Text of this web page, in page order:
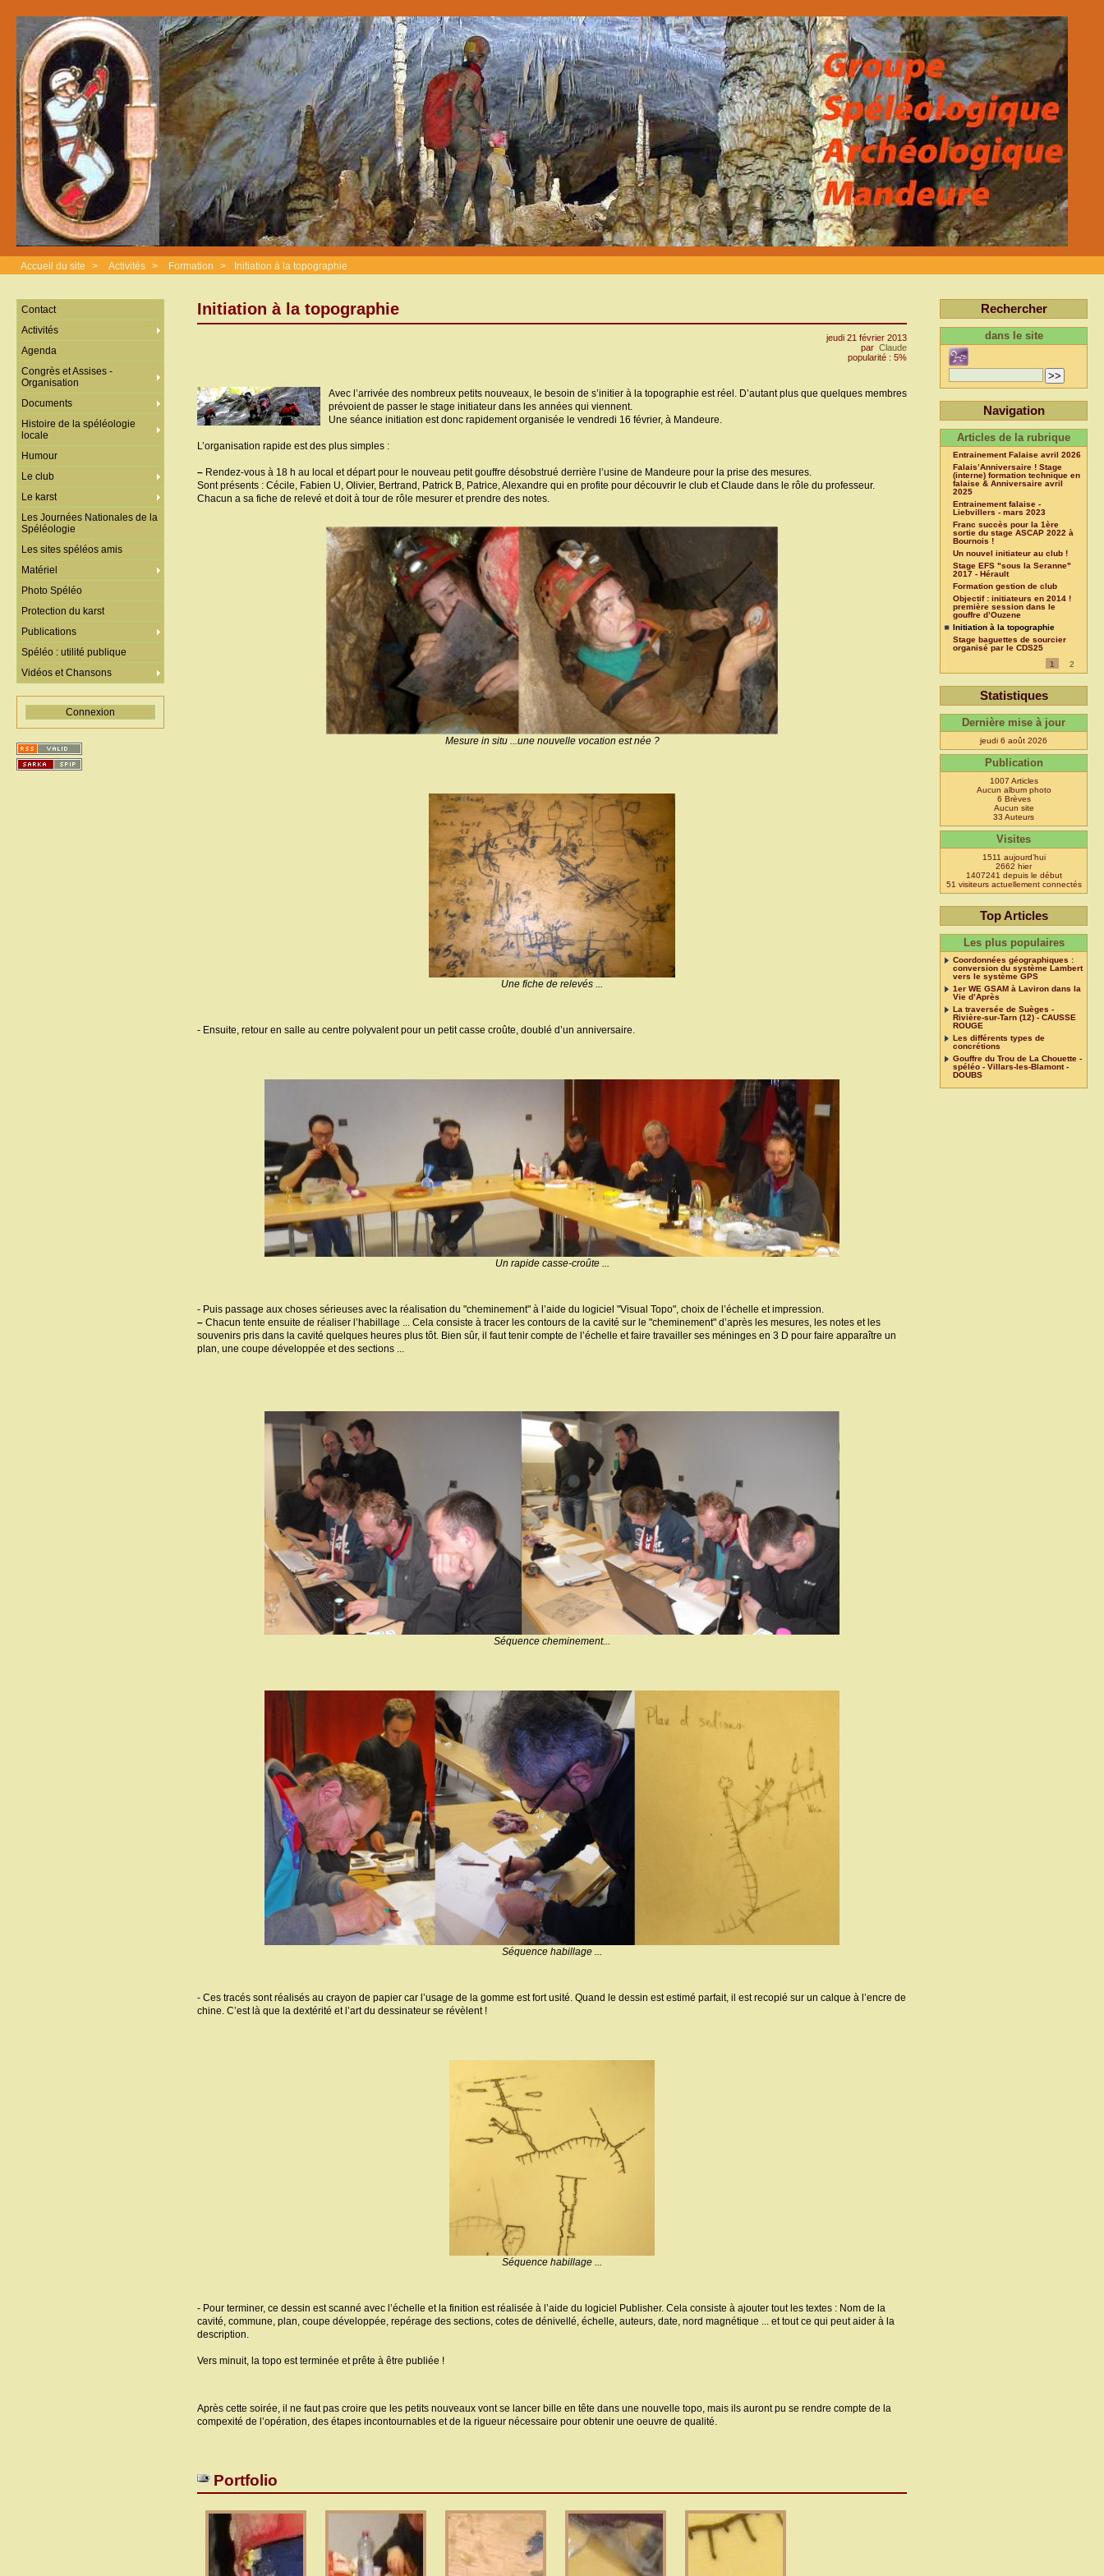
Accueil du site > Activités > Formation > Initiation à la topographie
Initiation à la topographie
jeudi 21 février 2013
par Claude
popularité : 5%
Avec l’arrivée des nombreux petits nouveaux, le besoin de s’initier à la topographie est réel. D’autant plus que quelques membres
prévoient de passer le stage initiateur dans les années qui viennent.
Une séance initiation est donc rapidement organisée le vendredi 16 février, à Mandeure.
L’organisation rapide est des plus simples :
– Rendez-vous à 18 h au local et départ pour le nouveau petit gouffre désobstrué derrière l’usine de Mandeure pour la prise des mesures.
Sont présents : Cécile, Fabien U, Olivier, Bertrand, Patrick B, Patrice, Alexandre qui en profite pour découvrir le club et Claude dans le rôle du professeur.
Chacun a sa fiche de relevé et doit à tour de rôle mesurer et prendre des notes.
Mesure in situ ...une nouvelle vocation est née ?
Une fiche de relevés ...
- Ensuite, retour en salle au centre polyvalent pour un petit casse croûte, doublé d’un anniversaire.
Un rapide casse-croûte ...
- Puis passage aux choses sérieuses avec la réalisation du "cheminement" à l’aide du logiciel "Visual Topo", choix de l’échelle et impression.
– Chacun tente ensuite de réaliser l’habillage ... Cela consiste à tracer les contours de la cavité sur le "cheminement" d’après les mesures, les notes et les
souvenirs pris dans la cavité quelques heures plus tôt. Bien sûr, il faut tenir compte de l’échelle et faire travailler ses méninges en 3 D pour faire apparaître un
plan, une coupe développée et des sections ...
Séquence cheminement...
Séquence habillage ...
- Ces tracés sont réalisés au crayon de papier car l’usage de la gomme est fort usité. Quand le dessin est estimé parfait, il est recopié sur un calque à l’encre de
chine. C’est là que la dextérité et l’art du dessinateur se révèlent !
Séquence habillage ...
- Pour terminer, ce dessin est scanné avec l’échelle et la finition est réalisée à l’aide du logiciel Publisher. Cela consiste à ajouter tout les textes : Nom de la
cavité, commune, plan, coupe développée, repérage des sections, cotes de dénivellé, échelle, auteurs, date, nord magnétique ... et tout ce qui peut aider à la
description.
Vers minuit, la topo est terminée et prête à être publiée !
Après cette soirée, il ne faut pas croire que les petits nouveaux vont se lancer bille en tête dans une nouvelle topo, mais ils auront pu se rendre compte de la
compexité de l’opération, des étapes incontournables et de la rigueur nécessaire pour obtenir une oeuvre de qualité.
Portfolio
Contact
Activités
Agenda
Congrès et Assises -
Organisation
Documents
Histoire de la spéléologie
locale
Humour
Le club
Le karst
Les Journées Nationales de la
Spéléologie
Les sites spéléos amis
Matériel
Photo Spéléo
Protection du karst
Publications
Spéléo : utilité publique
Vidéos et Chansons
Connexion
Rechercher
dans le site
Navigation
Articles de la rubrique
Entrainement Falaise avril 2026
Falais’Anniversaire ! Stage
(interne) formation technique en
falaise & Anniversaire avril
2025
Entrainement falaise -
Liebvillers - mars 2023
Franc succès pour la 1ère
sortie du stage ASCAP 2022 à
Bournois !
Un nouvel initiateur au club !
Stage EFS "sous la Seranne"
2017 - Hérault
Formation gestion de club
Objectif : initiateurs en 2014 !
première session dans le
gouffre d’Ouzene
Initiation à la topographie
Stage baguettes de sourcier
organisé par le CDS25
1
2
Statistiques
Dernière mise à jour
jeudi 6 août 2026
Publication
1007 Articles
Aucun album photo
6 Brèves
Aucun site
33 Auteurs
Visites
1511 aujourd’hui
2662 hier
1407241 depuis le début
51 visiteurs actuellement connectés
Top Articles
Les plus populaires
Coordonnées géographiques :
conversion du système Lambert
vers le système GPS
1er WE GSAM à Laviron dans la
Vie d’Après
La traversée de Suèges -
Rivière-sur-Tarn (12) - CAUSSE
ROUGE
Les différents types de
concrétions
Gouffre du Trou de La Chouette -
spéléo - Villars-les-Blamont -
DOUBS